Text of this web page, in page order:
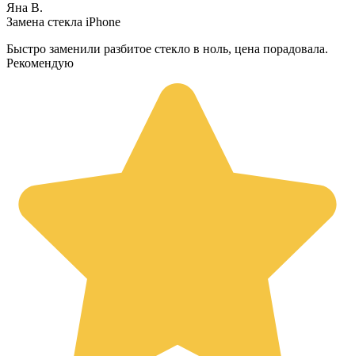
Яна В.
Замена стекла iPhone
Быстро заменили разбитое стекло в ноль, цена порадовала.
Рекомендую